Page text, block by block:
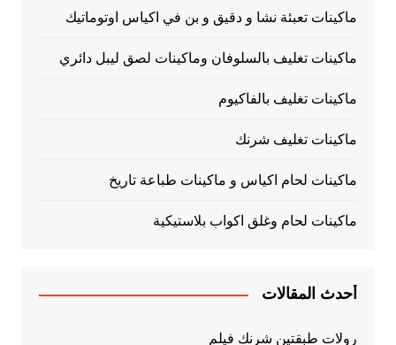
ماكينات تعبئة نشا و دقيق و بن في اكياس اوتوماتيك
ماكينات تغليف بالسلوفان وماكينات لصق ليبل دائري
ماكينات تغليف بالفاكيوم
ماكينات تغليف شرنك
ماكينات لحام اكياس و ماكينات طباعة تاريخ
ماكينات لحام وغلق اكواب بلاستيكية
أحدث المقالات
رولات طبقتين شرنك فيلم